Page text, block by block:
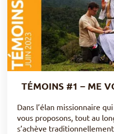
TÉMOINS #1 – ME
Dans l’élan missionnaire
vous proposons, tout au
s’achève